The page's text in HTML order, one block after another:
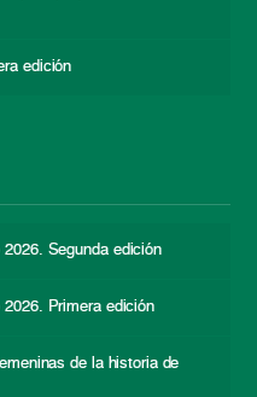
edición
Segunda edición
Primera edición
de la historia de